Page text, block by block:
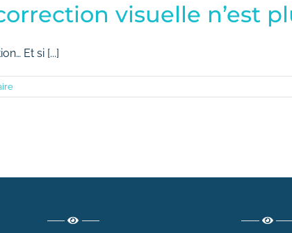
visuelle n’est
Et si [...]